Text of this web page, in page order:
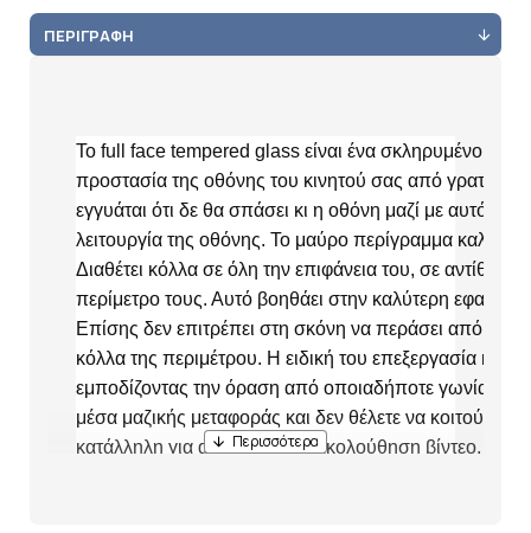
ΠΕΡΙΓΡΑΦΉ
Το full face tempered glass είναι ένα σκληρυμένο
προστασία της οθόνης του κινητού σας από
εγγυάται ότι δε θα σπάσει κι η οθόνη μαζί με αυτό,
λειτουργία της οθόνης. Το μαύρο περίγραμμα
Διαθέτει κόλλα σε όλη την επιφάνεια του, σε
περίμετρο τους. Αυτό βοηθάει στην καλύτερη
Επίσης δεν επιτρέπει στη σκόνη να περάσει από
κόλλα της περιμέτρου. Η ειδική του επεξεργασία
εμποδίζοντας την όραση από οποιαδήποτε γωνία. Η
μέσα μαζικής μεταφοράς και δεν θέλετε να κοιτούν
κατάλληλη για gaming ή παρακολούθηση βίντεο,